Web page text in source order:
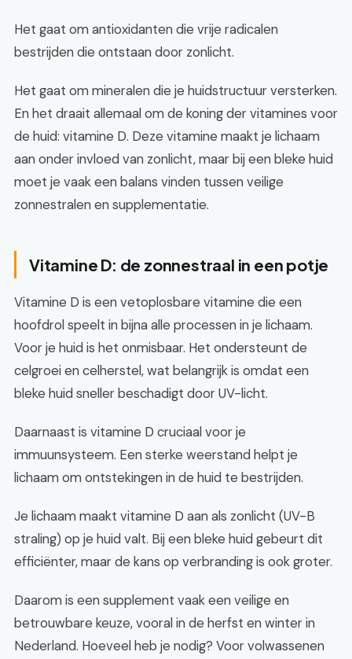
Het gaat om antioxidanten die vrije radicalen
bestrijden die ontstaan door zonlicht.
Het gaat om mineralen die je huidstructuur versterken.
En het draait allemaal om de koning der vitamines voor
de huid: vitamine D. Deze vitamine maakt je lichaam
aan onder invloed van zonlicht, maar bij een bleke huid
moet je vaak een balans vinden tussen veilige
zonnestralen en supplementatie.
Vitamine D: de zonnestraal in een potje
Vitamine D is een vetoplosbare vitamine die een
hoofdrol speelt in bijna alle processen in je lichaam.
Voor je huid is het onmisbaar. Het ondersteunt de
celgroei en celherstel, wat belangrijk is omdat een
bleke huid sneller beschadigt door UV-licht.
Daarnaast is vitamine D cruciaal voor je
immuunsysteem. Een sterke weerstand helpt je
lichaam om ontstekingen in de huid te bestrijden.
Je lichaam maakt vitamine D aan als zonlicht (UV-B
straling) op je huid valt. Bij een bleke huid gebeurt dit
efficiënter, maar de kans op verbranding is ook groter.
Daarom is een supplement vaak een veilige en
betrouwbare keuze, vooral in de herfst en winter in
Nederland. Hoeveel heb je nodig? Voor volwassenen